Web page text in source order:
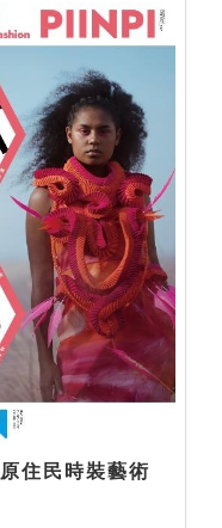
住民時裝藝術